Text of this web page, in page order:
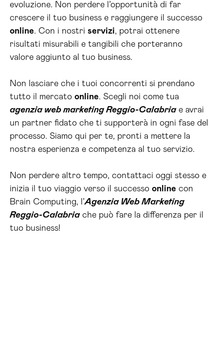
evoluzione. Non perdere l’opportunità di far
crescere il tuo business e raggiungere il successo
online. Con i nostri servizi, potrai ottenere
risultati misurabili e tangibili che porteranno
valore aggiunto al tuo business.
Non lasciare che i tuoi concorrenti si prendano
tutto il mercato online. Scegli noi come tua
agenzia web marketing Reggio-Calabriae avrai
un partner fidato che ti supporterà in ogni fase del
processo. Siamo qui per te, pronti a mettere la
nostra esperienza e competenza al tuo servizio.
Non perdere altro tempo, contattaci oggi stesso e
inizia il tuo viaggio verso il successo online con
Brain Computing, l’Agenzia Web Marketing
Reggio-Calabriache può fare la differenza per il
tuo business!